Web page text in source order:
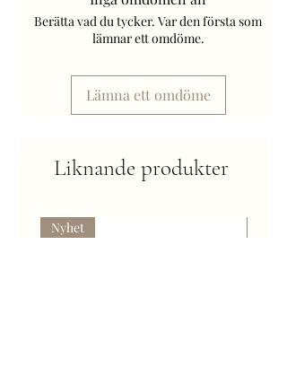
Berätta vad du tycker. Var den första som
lämnar ett omdöme.
Lämna ett omdöme
Liknande produkter
Nyhet